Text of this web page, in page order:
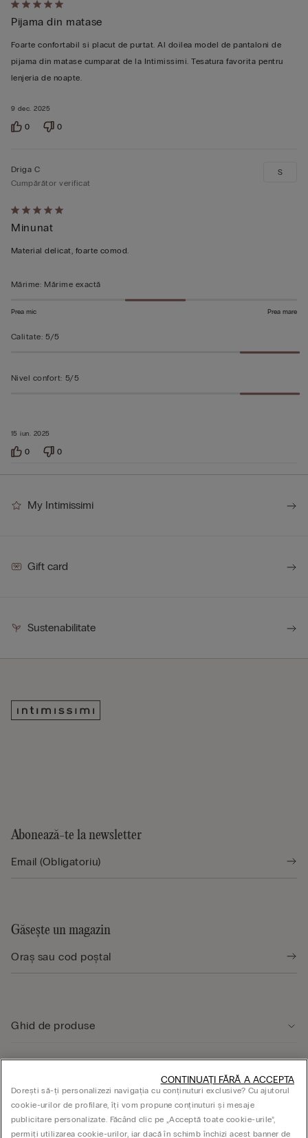
Evaluat
5
din
5
9 dec. 2025
Pijama din matase
Foarte confortabil si placut de purtat. Al doilea model de pantaloni de
pijama din matase cumparat de la Intimissimi. Tesatura favorita pentru
lenjeria de noapte.
0 0
Evaluat
5
din
15 iun. 2025
Driga C
Cumpărător verificat
Minunat
Material delicat, foarte comod.
S
Mărime: Mărime exactă
Prea mic Prea mare
Calitate: 5/5
Nivel confort: 5/5
0 0
My Intimissimi
Gift card
Sustenabilitate
Abonează-te la newsletter
Găsește un magazin
Ghid de produse
ASPECTE JURIDICE
Dorești să-ți personalizezi navigația cu conținuturi exclusive? Cu ajutorul
cookie-urilor de profilare, îți vom propune conținuturi și mesaje
publicitare personalizate. Făcând clic pe „Acceptă toate cookie-urile”,
permiți utilizarea cookie-urilor, iar dacă în schimb închizi acest banner de
CONTINUAȚI FĂRĂ A ACCEPTA